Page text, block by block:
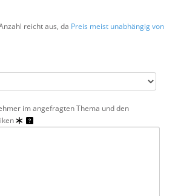
reicht aus, da Preis meist unabhängig von
im angefragten Thema und den